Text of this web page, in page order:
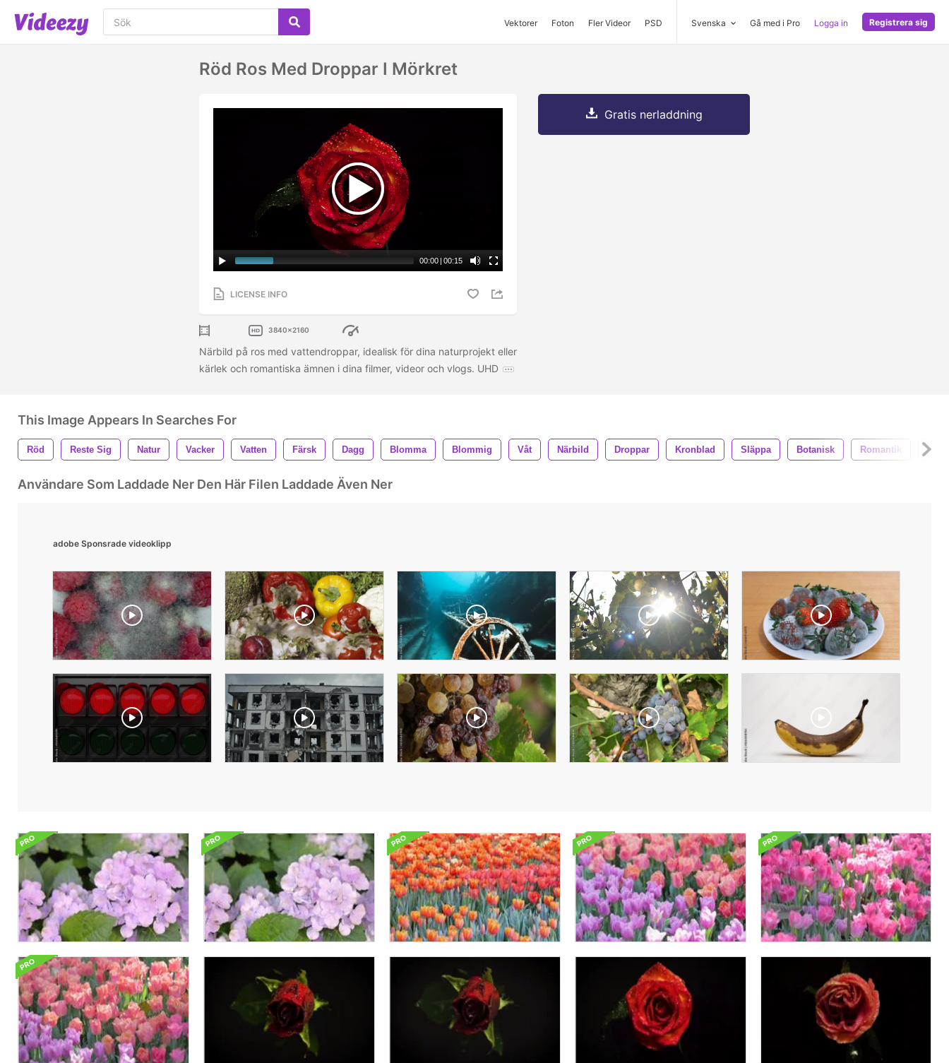
Vektorer Foton Fler Videor PSD Svenska Gå med i Pro Logga in Registrera sig
Röd Ros Med Droppar I Mörkret
00:00 | 00:15
LICENSE INFO
3840x2160
Närbild på ros med vattendroppar, idealisk för dina naturprojekt eller
kärlek och romantiska ämnen i dina filmer, videor och vlogs. UHD
Gratis nerladdning
This Image Appears In Searches For
Röd Reste Sig Natur Vacker Vatten Färsk Dagg Blomma Blommig Våt Närbild Droppar Kronblad Släppa Botanisk Romantik Vår
Användare Som Laddade Ner Den Här Filen Laddade Även Ner
adobe Sponsrade videoklipp